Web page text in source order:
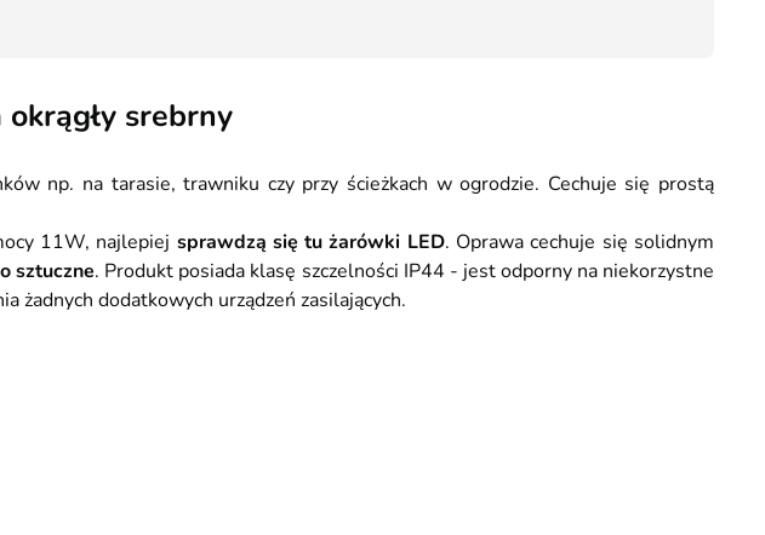
srebrny
np. na tarasie, trawniku czy przy ścieżkach w ogrodzie. Cechuje się prostą
11W, najlepiej sprawdzą się tu żarówki LED. Oprawa cechuje się solidnym
sztuczne. Produkt posiada klasę szczelności IP44 - jest odporny na niekorzystne
żadnych dodatkowych urządzeń zasilających.